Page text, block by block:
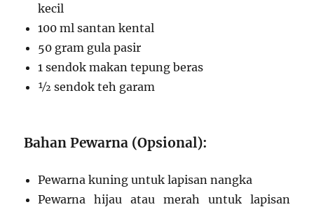
kecil
100 ml santan kental
50 gram gula pasir
1 sendok makan tepung beras
½ sendok teh garam
Bahan Pewarna (Opsional):
Pewarna kuning untuk lapisan nangka
Pewarna hijau atau merah untuk lapisan